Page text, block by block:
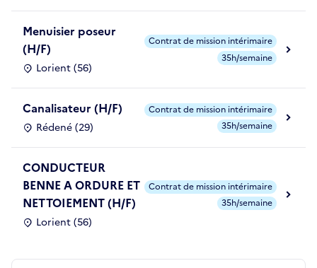
Menuisier poseur
(H/F)
Lorient (56)
Contrat de mission intérimaire
35h/semaine
Canalisateur (H/F)
Rédené (29)
Contrat de mission intérimaire
35h/semaine
CONDUCTEUR
BENNE A ORDURE ET
NETTOIEMENT (H/F)
Lorient (56)
Contrat de mission intérimaire
35h/semaine